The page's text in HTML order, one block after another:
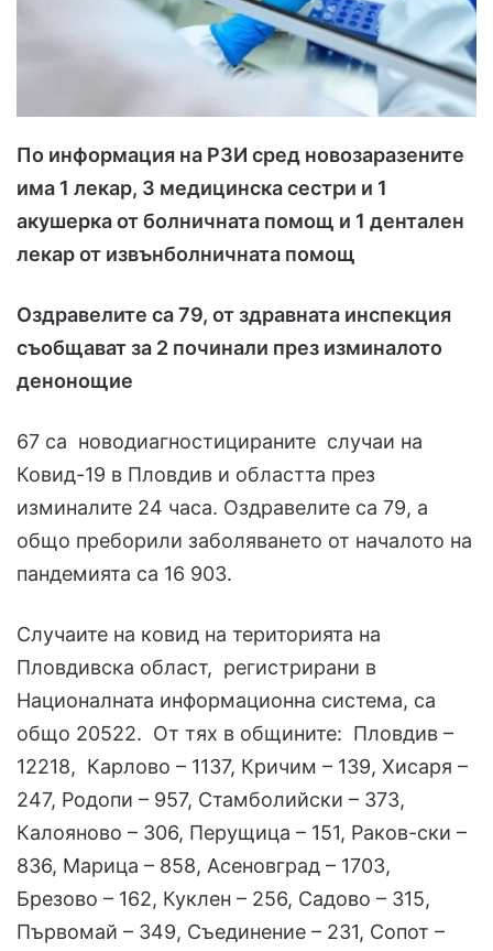
i
l
По информация на РЗИ сред новозаразените
има 1 лекар, 3 медицинска сестри и 1
акушерка от болничната помощ и 1 дентален
лекар от извънболничната помощ
Оздравелите са 79, от здравната инспекция
съобщават за 2 починали през изминалото
денонощие
67 са новодиагностицираните случаи на
Ковид-19 в Пловдив и областта през
изминалите 24 часа. Оздравелите са 79, а
общо преборили заболяването от началото на
пандемията са 16 903.
Случаите на ковид на територията на
Пловдивска област, регистрирани в
Националната информационна система, са
общо 20522. От тях в общините: Пловдив –
12218, Карлово – 1137, Кричим – 139, Хисаря –
247, Родопи – 957, Стамболийски – 373,
Калояново – 306, Перущица – 151, Раков-ски –
836, Марица – 858, Асеновград – 1703,
Брезово – 162, Куклен – 256, Садово – 315,
Първомай – 349, Съединение – 231, Сопот –